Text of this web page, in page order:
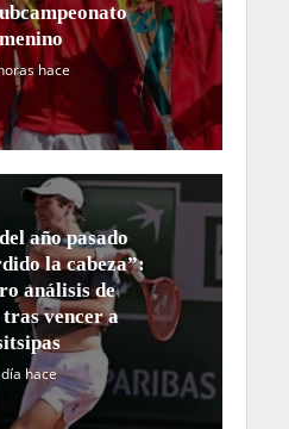
hace
año pasado
la cabeza”:
análisis de
tras vencer a
hace